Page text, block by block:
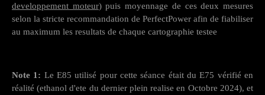
developpement moteur) puis moyennage de ces deux mesures
selon la stricte recommandation de PerfectPower afin de fiabiliser
au maximum les resultats de chaque cartographie testee
Note 1: Le E85 utilisé pour cette séance était du E75 vérifié en
réalité (ethanol d'ete du dernier plein realise en Octobre 2024), et